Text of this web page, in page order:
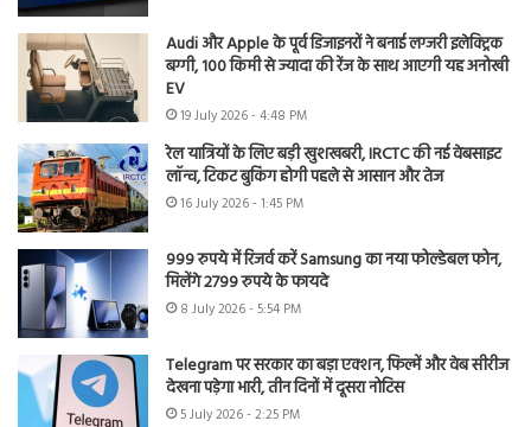
Audi और Apple के पूर्व डिजाइनरों ने बनाई लग्जरी इलेक्ट्रिक
बग्गी, 100 किमी से ज्यादा की रेंज के साथ आएगी यह अनोखी
EV
19 July 2026 - 4:48 PM
रेल यात्रियों के लिए बड़ी खुशखबरी, IRCTC की नई वेबसाइट
लॉन्च, टिकट बुकिंग होगी पहले से आसान और तेज
16 July 2026 - 1:45 PM
999 रुपये में रिजर्व करें Samsung का नया फोल्डेबल फोन,
मिलेंगे 2799 रुपये के फायदे
8 July 2026 - 5:54 PM
Telegram पर सरकार का बड़ा एक्शन, फिल्में और वेब सीरीज
देखना पड़ेगा भारी, तीन दिनों में दूसरा नोटिस
5 July 2026 - 2:25 PM